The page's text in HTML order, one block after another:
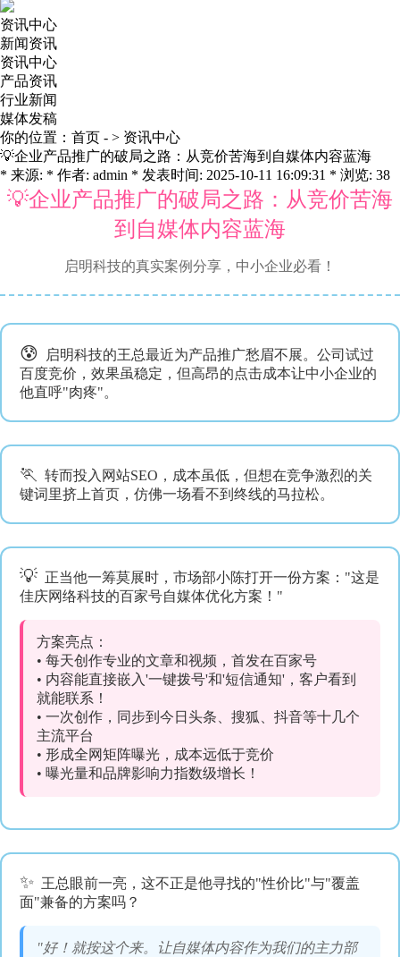
资讯中心
新闻资讯
资讯中心
产品资讯
行业新闻
媒体发稿
你的位置： 首页 - > 资讯中心
💡企业产品推广的破局之路：从竞价苦海到自媒体内容蓝海
* 来源: * 作者: admin * 发表时间: 2025-10-11 16:09:31 * 浏览: 38
💡企业产品推广的破局之路：从竞价苦海
到自媒体内容蓝海
启明科技的真实案例分享，中小企业必看！
😰
启明科技的王总最近为产品推广愁眉不展。公司试过
百度竞价，效果虽稳定，但高昂的点击成本让中小企业的
他直呼"肉疼"。
🏃 转而投入网站SEO，成本虽低，但想在竞争激烈的关
键词里挤上首页，仿佛一场看不到终线的马拉松。
💡 正当他一筹莫展时，市场部小陈打开一份方案："这是
佳庆网络科技的百家号自媒体优化方案！"
方案亮点：
• 每天创作专业的文章和视频，首发在百家号
• 内容能直接嵌入'一键拨号'和'短信通知'，客户看到
就能联系！
• 一次创作，同步到今日头条、搜狐、抖音等十几个
主流平台
• 形成全网矩阵曝光，成本远低于竞价
• 曝光量和品牌影响力指数级增长！
✨ 王总眼前一亮，这不正是他寻找的"性价比"与"覆盖
面"兼备的方案吗？
"好！就按这个来。让自媒体内容作为我们的主力部